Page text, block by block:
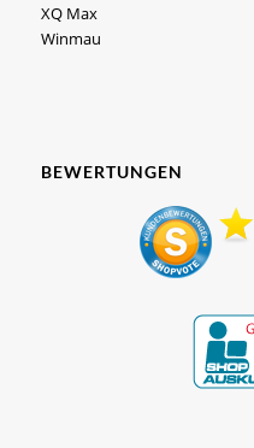
XQ Max
Winmau
BEWERTUNGEN